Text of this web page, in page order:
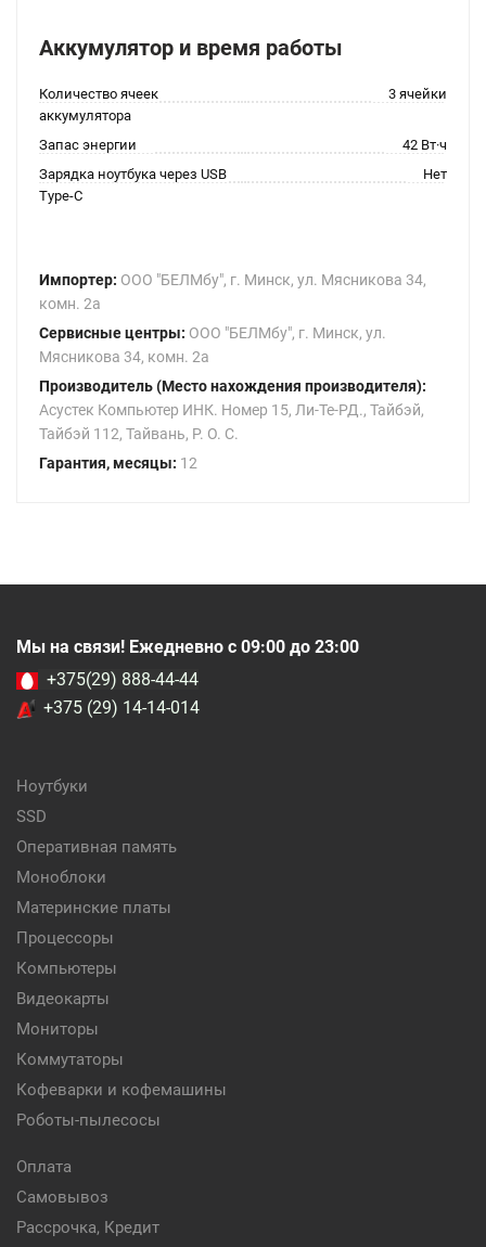
Аккумулятор и время работы
Количество ячеек
аккумулятора
3 ячейки
Запас энергии
42 Вт·ч
Зарядка ноутбука через USB
Type-C
Нет
Импортер: ООО "БЕЛМбу", г. Минск, ул. Мясникова 34,
комн. 2а
Сервисные центры: ООО "БЕЛМбу", г. Минск, ул.
Мясникова 34, комн. 2а
Производитель (Место нахождения производителя):
Асустек Компьютер ИНК. Номер 15, Ли-Те-РД., Тайбэй,
Тайбэй 112, Тайвань, Р. О. С.
Гарантия, месяцы: 12
Мы на связи! Ежедневно с 09:00 до 23:00
+375(29) 888-44-44
+375 (29) 14-14-014
Ноутбуки
SSD
Оперативная память
Моноблоки
Материнские платы
Процессоры
Компьютеры
Видеокарты
Мониторы
Коммутаторы
Кофеварки и кофемашины
Роботы-пылесосы
Оплата
Самовывоз
Рассрочка, Кредит